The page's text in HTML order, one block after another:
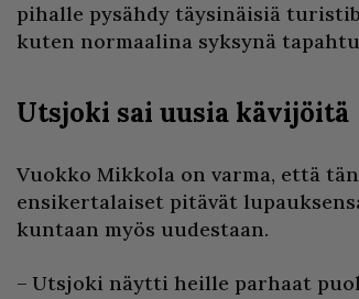
pihalle pysähdy täysinäisiä
kuten normaalina syksynä
Utsjoki sai uusia kävijöitä
Vuokko Mikkola on varma, että
ensikertalaiset pitävät
kuntaan myös uudestaan.
– Utsjoki näytti heille parhaat